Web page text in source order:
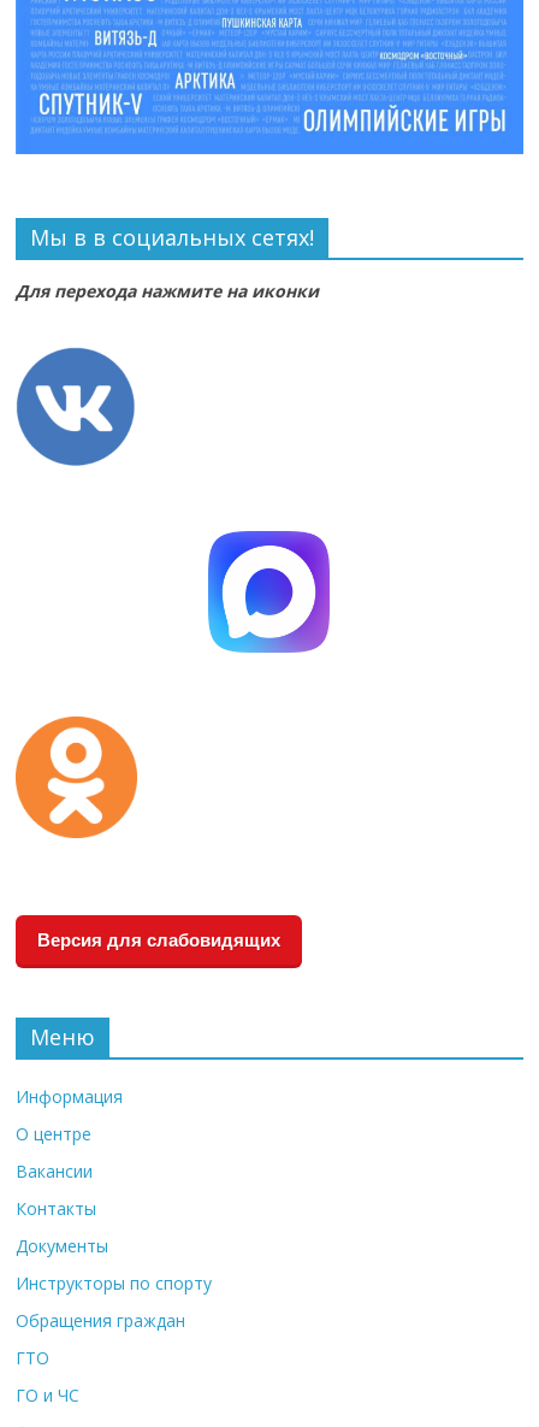
Мы в в социальных сетях!
Для перехода нажмите на иконки
Версия для слабовидящих
Меню
Информация
О центре
Вакансии
Контакты
Документы
Инструкторы по спорту
Обращения граждан
ГТО
ГО и ЧС